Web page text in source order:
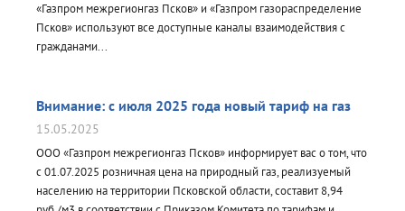
«Газпром межрегионгаз Псков» и «Газпром газораспределение
Псков» используют все доступные каналы взаимодействия с
гражданами...
Внимание: с июля 2025 года новый тариф на газ
15.05.2025
ООО «Газпром межрегионгаз Псков» информирует вас о том, что
с 01.07.2025 розничная цена на природный газ, реализуемый
населению на территории Псковской области, составит 8,94